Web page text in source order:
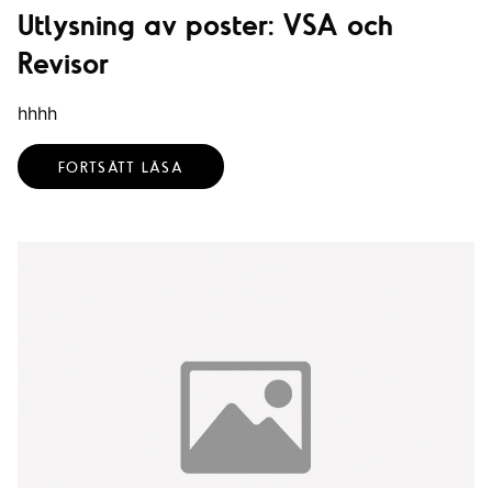
Utlysning av poster: VSA och
Revisor
hhhh
FORTSÄTT LÄSA